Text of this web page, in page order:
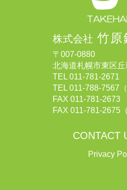
株式会社 竹原
〒007-0880
北海道札幌市東区
TEL 011-781-2671
TEL 011-788-7567
FAX 011-781-2673
FAX 011-781-2675
CONTACT
Privacy